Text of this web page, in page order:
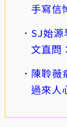
手寫信
SJ始
文直問
陳聆薇
過來人